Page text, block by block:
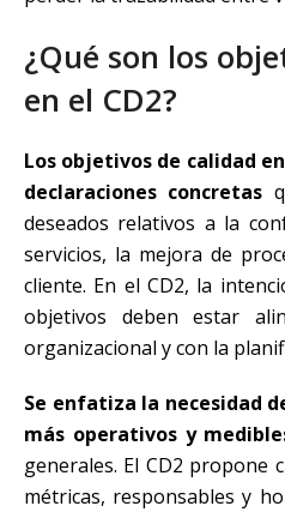
¿Qué son los
en el CD2?
Los objetivos de calidad
declaraciones concretas
deseados relativos a la
servicios, la mejora de
cliente. En el CD2, la
objetivos deben estar
organizacional y con la
Se enfatiza la necesidad
más operativos y
generales. El CD2 propone
métricas, responsables y